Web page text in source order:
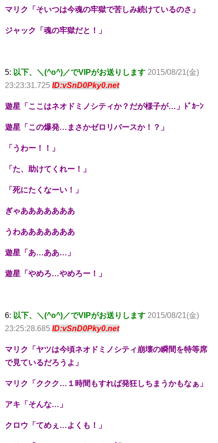
マリク「そいつは今魂の牢獄で苦しみ続けているのさ」
ジャック「魂の牢獄だと！」
5: 以下、＼(^o^)／でVIPがお送りします 2015/08/21(金)
23:23:31.725 ID:vSnD0Pky0.net
遊星「ここはネオドミノシティか？だが様子が…」ﾄﾞｶｰﾝ
遊星「この爆発…まさかゼロリバースか！？」
「うわー！！」
「た、助けてくれー！」
「死にたくなーい！」
ぎゃあああああああ
うわあああああああ
遊星「あ…ああ…」
遊星「やめろ…やめろー！」
6: 以下、＼(^o^)／でVIPがお送りします 2015/08/21(金)
23:25:28.685 ID:vSnD0Pky0.net
マリク「ヤツは今頃ネオドミノシティ崩壊の瞬間を特等席
で見ているだろうよ」
マリク「ククク…１時間もすれば発狂しちまうかもなぁ」
アキ「そんな…」
クロウ「てめぇ…よくも！」